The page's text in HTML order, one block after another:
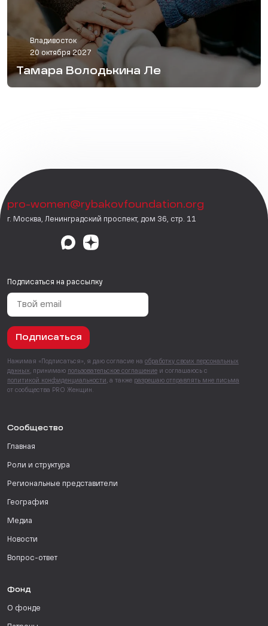
Владивосток
20 октября 2027
Тамара Володькина Ле
pro-women@rybakovfoundation.org
г. Москва, Ленинградский проспект, дом 36, стр. 11
Подписаться на рассылку
Подписаться
Нажимая «Подписаться», я даю согласие на обработку своих персональных
данных , принимаю пользовательское соглашение и соглашаюсь с
политикой конфиденциальности , а также разрешаю отправлять мне письма
от сообщества PRO Женщин.
Сообщество
Главная
Роли и структура
Региональные представители
География
Медиа
Новости
Вопрос-ответ
Фонд
О фонде